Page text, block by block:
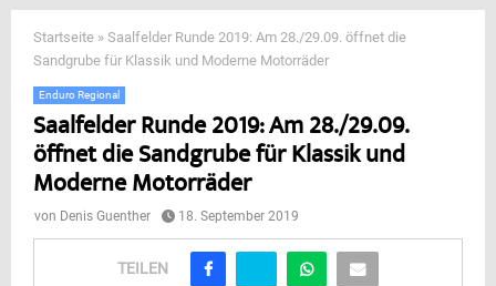
MENU
Startseite » Saalfelder Runde 2019: Am 28./29.09. öffnet die
Sandgrube für Klassik und Moderne Motorräder
Enduro Regional
Saalfelder Runde 2019: Am 28./29.09.
öffnet die Sandgrube für Klassik und
Moderne Motorräder
von Denis Guenther 18. September 2019
TEILEN